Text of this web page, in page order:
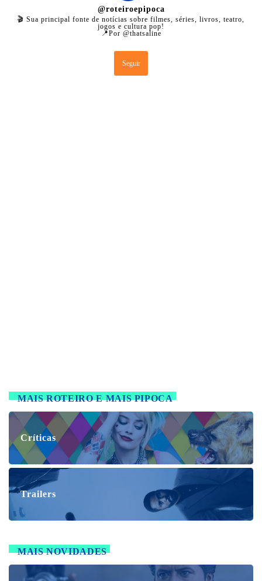
@roteiroepipoca
🎬 Sua principal fonte de notícias sobre filmes, séries, livros, teatro,
jogos e cultura pop!
📍Por @thatsaline
Seguir
MAIS ROTEIRO E MAIS PIPOCA
Críticas
Trailers
MAIS NOVIDADES